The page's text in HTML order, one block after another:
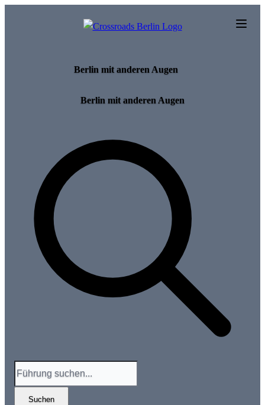
Berlin mit anderen Augen
Berlin mit anderen Augen
Suchen